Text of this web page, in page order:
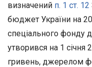
визначений п. 1 ст. 12
бюджет України на
спеціального фонду
утворився на 1 січня
гривень, джерелом